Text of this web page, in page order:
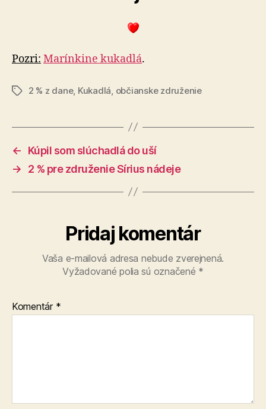
Pozri: Marínkine kukadlá.
Značky2 % z dane, Kukadlá občianske združenie
←
Kúpil som slúchadlá do uší
→
2 % pre združenie Sírius nádeje
Pridaj komentár
Vaša e-mailová adresa nebude zverejnená.
Vyžadované polia sú označené *
Komentár *